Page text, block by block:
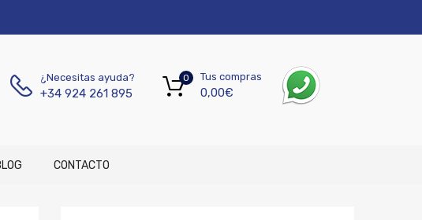
¿Necesitas ayuda?
+34 924 261 895
Tus compras
0,00€
0
CONTACTO